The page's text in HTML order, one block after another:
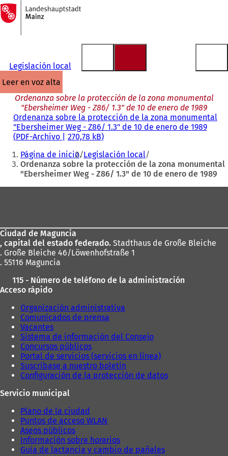
Saltar al contenido
A
la
página
Legislación local
leer en voz alta
Ordenanza sobre la protección de la zona monumental
"Ebersheimer Weg - Z86/ 1.3" de 10 de enero de 1989
Ordenanza sobre la protección de la zona monumental
"Ebersheimer Weg - Z86/ 1.3" de 10 de enero de 1989
PDF-Archivo 270,78 kB
Estás
aquí:
Página de inicio Legislación local
Ordenanza sobre la protección de la zona monumental
"Ebersheimer Weg - Z86/ 1.3" de 10 de enero de 1989
pies
Ciudad de Maguncia
, capital del estado federado. Stadthaus de Große Bleiche
. Große Bleiche 46/Löwenhofstraße 1
. 55116 Maguncia
115 - Número de teléfono de la administración
Acceso rápido
Organización administrativa
Comunicados de prensa
Vacantes
Sistema de información del Consejo
Concursos públicos
Portal de servicios (servicios en línea)
Suscríbase a nuestro boletín
Configuración de la protección de datos
Servicio municipal
Plano de la ciudad
Puntos de acceso WLAN
Aseos públicos
Información sobre horarios
Guía de lactancia y cambio de pañales